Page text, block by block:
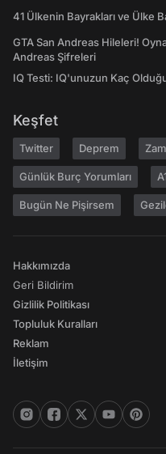
41 Ülkenin Bayrakları ve Ülke
GTA San Andreas Hileleri!
Andreas Şifreleri
IQ Testi: IQ'unuzun Kaç
Keşfet
Twitter Deprem Zam
Günlük Burç Yorumları
Bugün Ne Pişirsem
Hakkımızda
Geri Bildirim
Gizlilik Politikası
Topluluk Kuralları
Reklam
İletişim